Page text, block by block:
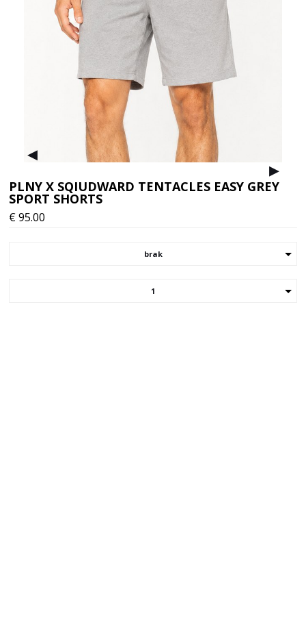
▸ ▸
PLNY X SQIUDWARD TENTACLES EASY GREY
SPORT SHORTS
€95.00
brak
1